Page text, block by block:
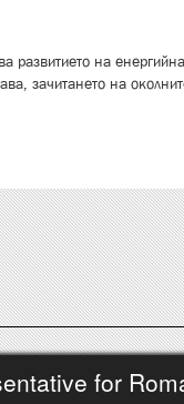
развитието на
зачитането на
for